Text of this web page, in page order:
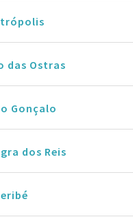
das Ostras
Gonçalo
dos Reis